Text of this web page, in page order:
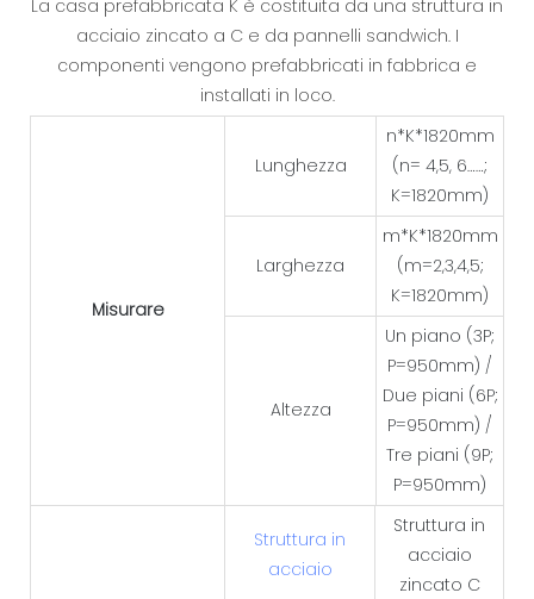
La casa prefabbricata K è costituita da una struttura in
acciaio zincato a C e da pannelli sandwich. I
componenti vengono prefabbricati in fabbrica e
installati in loco.
Misurare
Lunghezza
n*K*1820mm
(n= 4,5, 6……;
K=1820mm)
Larghezza
m*K*1820mm
(m=2,3,4,5;
K=1820mm)
Altezza
Un piano (3P;
P=950mm) /
Due piani (6P;
P=950mm) /
Tre piani (9P;
P=950mm)
Struttura in
acciaio
Struttura in
acciaio
zincato C